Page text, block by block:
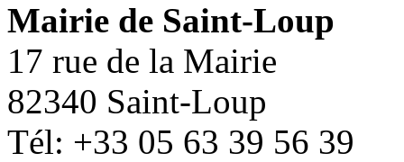
Mairie de Saint-Loup
17 rue de la Mairie
82340 Saint-Loup
Tél: +33 05 63 39 56 39